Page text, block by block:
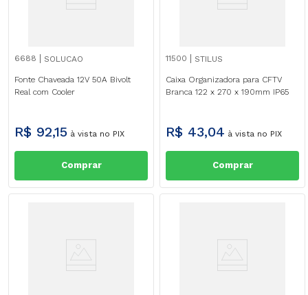
6688 SOLUCAO
Fonte Chaveada 12V 50A Bivolt
Real com Cooler
R$ 92,15 à vista no PIX
Comprar
11500 STILUS
Caixa Organizadora para CFTV
Branca 122 x 270 x 190mm IP65
R$ 43,04 à vista no PIX
Comprar